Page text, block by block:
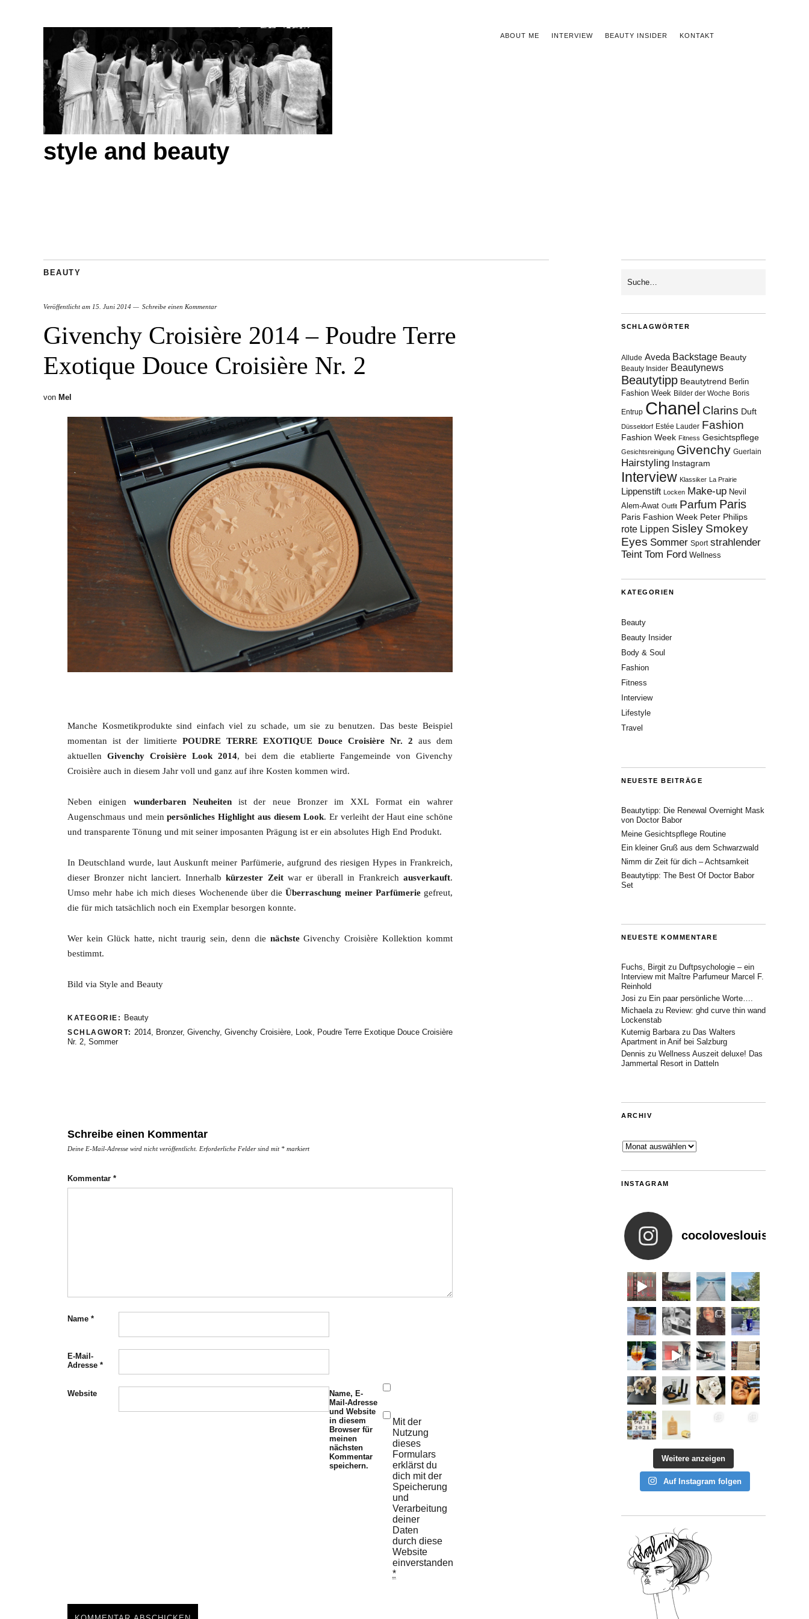
ABOUT ME INTERVIEW BEAUTY INSIDER KONTAKT
style and beauty
BEAUTY
Veröffentlicht am 15. Juni 2014 Schreibe einen Kommentar
Givenchy Croisière 2014 – Poudre Terre
Exotique Douce Croisière Nr. 2
von Mel
Manche Kosmetikprodukte sind einfach viel zu schade, um sie zu benutzen. Das beste Beispiel
momentan ist der limitierte POUDRE TERRE EXOTIQUE Douce Croisière Nr. 2 aus dem
aktuellen Givenchy Croisière Look 2014, bei dem die etablierte Fangemeinde von Givenchy
Croisière auch in diesem Jahr voll und ganz auf ihre Kosten kommen wird.
Neben einigen wunderbaren Neuheitenist der neue Bronzer im XXL Format ein wahrer
Augenschmaus und meinpersönliches Highlight aus diesem Look. Er verleiht der Haut eine schöne
und transparente Tönung und mit seiner imposanten Prägung ist er ein absolutes High End Produkt.
In Deutschland wurde, laut Auskunft meiner Parfümerie, aufgrund des riesigen Hypes in Frankreich,
dieser Bronzer nicht lanciert. Innerhalbkürzester Zeitwar er überall in Frankreichausverkauft.
Umso mehr habe ich mich dieses Wochenende über dieÜberraschung meiner Parfümeriegefreut,
die für mich tatsächlich noch ein Exemplar besorgen konnte.
Wer kein Glück hatte, nicht traurig sein, denn die nächsteGivenchy Croisière Kollektion kommt
bestimmt.
Bild via Style and Beauty
KATEGORIE: Beauty
SCHLAGWORT: 2014, Bronzer, Givenchy, Givenchy Croisière, Look, Poudre Terre Exotique Douce Croisière
Nr. 2, Sommer
Schreibe einen Kommentar
Deine E-Mail-Adresse wird nicht veröffentlicht. Erforderliche Felder sind mit * markiert
Kommentar *
Name *
E-Mail-
Adresse *
Website
Name, E-
Mail-Adresse
und Website
in diesem
Browser für
meinen
nächsten
Kommentar
speichern.
Mit der
Nutzung
dieses
Formulars
erklärst du
dich mit der
Speicherung
und
Verarbeitung
deiner
Daten
durch diese
Website
einverstanden.
*
SCHLAGWÖRTER
Allude Aveda Backstage Beauty
Beauty Insider Beautynews
Beautytipp Beautytrend Berlin
Fashion Week Bilder der Woche Boris
Entrup Chanel Clarins Duft
Düsseldorf Estée Lauder Fashion
Fashion Week Fitness Gesichtspflege
Gesichtsreinigung Givenchy Guerlain
Hairstyling Instagram
Interview Klassiker La Prairie
Lippenstift Locken Make-up Nevil
Alem-Awat Outfit Parfum Paris
Paris Fashion Week Peter Philips
rote Lippen Sisley Smokey
Eyes Sommer Sport strahlender
Teint Tom Ford Wellness
KATEGORIEN
Beauty
Beauty Insider
Body & Soul
Fashion
Fitness
Interview
Lifestyle
Travel
NEUESTE BEITRÄGE
Beautytipp: Die Renewal Overnight Mask
von Doctor Babor
Meine Gesichtspflege Routine
Ein kleiner Gruß aus dem Schwarzwald
Nimm dir Zeit für dich – Achtsamkeit
Beautytipp: The Best Of Doctor Babor
Set
NEUESTE KOMMENTARE
Fuchs, Birgit zu Duftpsychologie – ein
Interview mit Maître Parfumeur Marcel F.
Reinhold
Josi zu Ein paar persönliche Worte….
Michaelazu Review: ghd curve thin wand
Lockenstab
Kuternig Barbarazu Das Walters
Apartment in Anif bei Salzburg
Dennis zu Wellness Auszeit deluxe! Das
Jammertal Resort in Datteln
ARCHIV
Archiv
INSTAGRAM
cocoloveslouis
Weitere anzeigen
Auf Instagram folgen